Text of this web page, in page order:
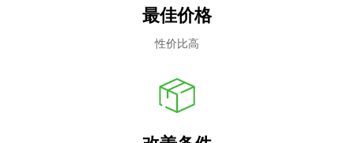
最佳价格
性价比高